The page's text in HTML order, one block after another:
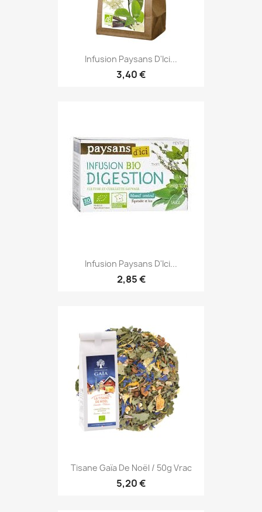
Infusion Paysans D'Ici...
3,40 €
Infusion Paysans D'Ici...
2,85 €
Tisane Gaïa De Noël / 50g Vrac
5,20 €